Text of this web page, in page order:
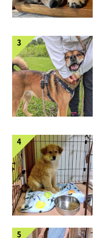
連載「こぐま犬てんすけ」
いぬのきもちWEB MAGAZINE